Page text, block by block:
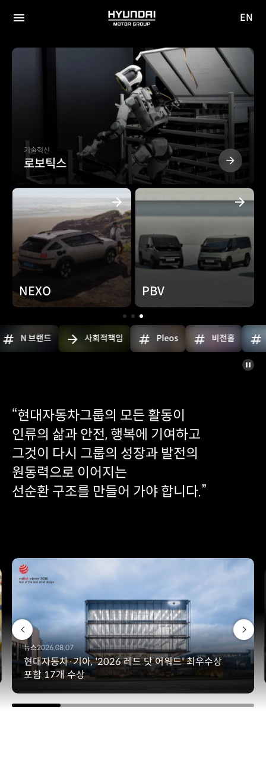
메뉴
HYUNDAI
GROUP
이동
EN
PBV
현대자동차
그랜저
1 2 3
사회적책임
Pleos 비전홀 현대글로비스
“현대자동차그룹의 모든 활동이
인류의 삶과 안전, 행복에 기여하고
그것이 다시 그룹의 성장과 발전의
원동력으로 이어지는
선순환 구조를 만들어 가야 합니다.”
뉴스2026.08.07
현대자동차·기아, '2026 레드 닷 어워드' 최우수상
포함 17개 수상